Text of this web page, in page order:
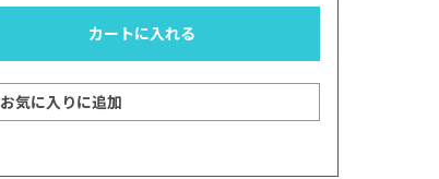
カートに入れる
お気に入りに追加